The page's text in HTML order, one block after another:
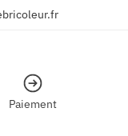
Paiement